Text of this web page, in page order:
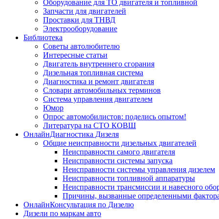
Оборудование для ТО двигателя и топливной
Запчасти для двигателей
Проставки для ТНВД
Электрооборудование
Библиотека
Советы автолюбителю
Интересные статьи
Двигатель внутреннего сгорания
Дизельная топливная система
Диагностика и ремонт двигателя
Словари автомобильных терминов
Система управления двигателем
Юмор
Опрос автомобилистов: поделись опытом!
Литература на СТО КОВШ
ОнлайнДиагностика Дизеля
Общие неисправности дизельных двигателей
Неисправности самого двигателя
Неисправности системы запуска
Неисправности системы управления дизелем
Неисправности топливной аппаратуры
Неисправности трансмиссии и навесного
Причины, вызванные определенными
ОнлайнКонсультация по Дизелю
Дизели по маркам авто